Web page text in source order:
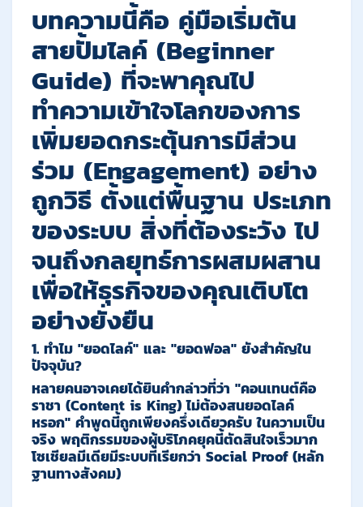
บทความนี้คือ คู่มือเริ่มต้น
สายปั้มไลค์ (Beginner
Guide) ที่จะพาคุณไป
ทำความเข้าใจโลกของการ
เพิ่มยอดกระตุ้นการมีส่วน
ร่วม (Engagement) อย่าง
ถูกวิธี ตั้งแต่พื้นฐาน ประเภท
ของระบบ สิ่งที่ต้องระวัง ไป
จนถึงกลยุทธ์การผสมผสาน
เพื่อให้ธุรกิจของคุณเติบโต
อย่างยั่งยืน
1. ทำไม "ยอดไลค์" และ "ยอดฟอล" ยังสำคัญใน
ปัจจุบัน?
หลายคนอาจเคยได้ยินคำกล่าวที่ว่า "คอนเทนต์คือ
ราชา (Content is King) ไม่ต้องสนยอดไลค์
หรอก" คำพูดนี้ถูกเพียงครึ่งเดียวครับ ในความเป็น
จริง พฤติกรรมของผู้บริโภคยุคนี้ตัดสินใจเร็วมาก
โซเชียลมีเดียมีระบบที่เรียกว่า Social Proof (หลัก
ฐานทางสังคม)